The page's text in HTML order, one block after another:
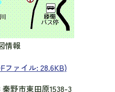
情報
ファイル: 28.6KB)
野市東田原1538-3